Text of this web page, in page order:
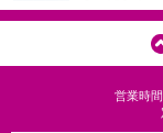
営業時